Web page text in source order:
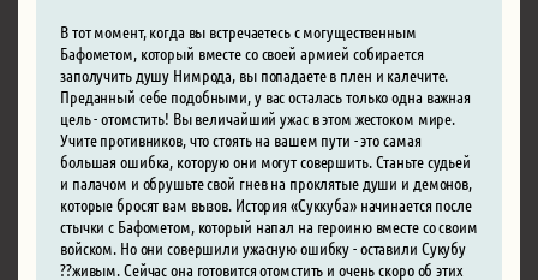
В тот момент, когда вы встречаетесь с могущественным
Бафометом, который вместе со своей армией собирается
заполучить душу Нимрода, вы попадаете в плен и калечите.
Преданный себе подобными, у вас осталась только одна важная
цель - отомстить! Вы величайший ужас в этом жестоком мире.
Учите противников, что стоять на вашем пути - это самая
большая ошибка, которую они могут совершить. Станьте судьей
и палачом и обрушьте свой гнев на проклятые души и демонов,
которые бросят вам вызов. История «Суккуба» начинается после
стычки с Бафометом, который напал на героиню вместе со своим
войском. Но они совершили ужасную ошибку - оставили Сукубу
??живым. Сейчас она готовится отомстить и очень скоро об этих